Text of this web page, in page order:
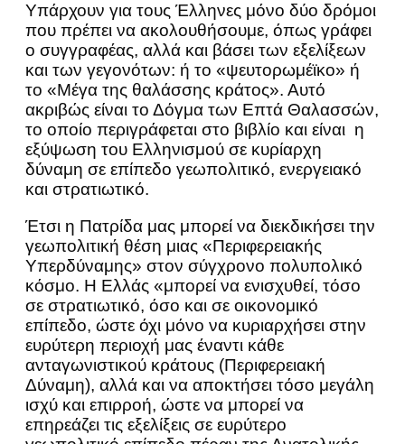
Υπάρχουν για τους Έλληνες μόνο δύο δρόμοι
που πρέπει να ακολουθήσουμε, όπως γράφει
ο συγγραφέας, αλλά και βάσει των εξελίξεων
και των γεγονότων: ή το «ψευτορωμέϊκο» ή
το «Μέγα της θαλάσσης κράτος». Αυτό
ακριβώς είναι το Δόγμα των Επτά Θαλασσών,
το οποίο περιγράφεται στο βιβλίο και είναι η
εξύψωση του Ελληνισμού σε κυρίαρχη
δύναμη σε επίπεδο γεωπολιτικό, ενεργειακό
και στρατιωτικό.
Έτσι η Πατρίδα μας μπορεί να διεκδικήσει την
γεωπολιτική θέση μιας «Περιφερειακής
Υπερδύναμης» στον σύγχρονο πολυπολικό
κόσμο. Η Ελλάς «μπορεί να ενισχυθεί, τόσο
σε στρατιωτικό, όσο και σε οικονομικό
επίπεδο, ώστε όχι μόνο να κυριαρχήσει στην
ευρύτερη περιοχή μας έναντι κάθε
ανταγωνιστικού κράτους (Περιφερειακή
Δύναμη), αλλά και να αποκτήσει τόσο μεγάλη
ισχύ και επιρροή, ώστε να μπορεί να
επηρεάζει τις εξελίξεις σε ευρύτερο